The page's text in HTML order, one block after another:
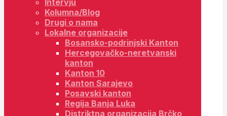
Intervju
Kolumna/Blog
Drugi o nama
Lokalne organizacije
Bosansko-podrinjski Kanton
Hercegovačko-neretvanski
kanton
Kanton 10
Kanton Sarajevo
Posavski kanton
Regija Banja Luka
Distriktna organizacija Brčko